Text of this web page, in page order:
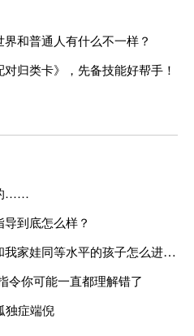
和普通人有什么不一样？
归类卡》，先备技能好帮手！
……
到底怎么样？
当代谱系妈拼娃图鉴：那个和我家娃同等水平的孩子怎么进步那么多？
令你可能一直都理解错了
独症端倪